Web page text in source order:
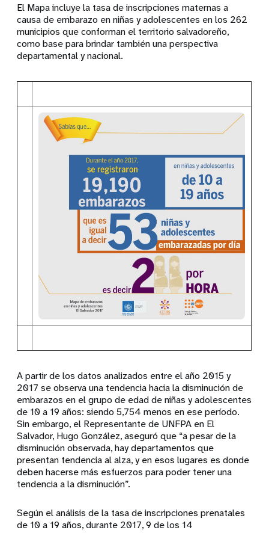
El Mapa incluye la tasa de inscripciones maternas a
causa de embarazo en niñas y adolescentes en los 262
munici­pios que conforman el territorio salvadoreño,
como base para brindar también una perspectiva
departamental y nacional.
A partir de los datos analizados entre el año 2015 y
2017 se observa una tendencia hacia la disminución de
embarazos en el grupo de edad de niñas y adolescentes
de 10 a 19 años: siendo 5,754 menos en ese período.
Sin embargo, el Representante de UNFPA en El
Salvador, Hugo González, aseguró que “a pesar de la
disminución observada, hay departamentos que
presentan tendencia al alza, y en esos lugares es donde
deben hacerse más esfuerzos para poder tener una
tendencia a la disminución”.
Según el análisis de la tasa de inscripciones prenatales
de 10 a 19 años, durante 2017, 9 de los 14